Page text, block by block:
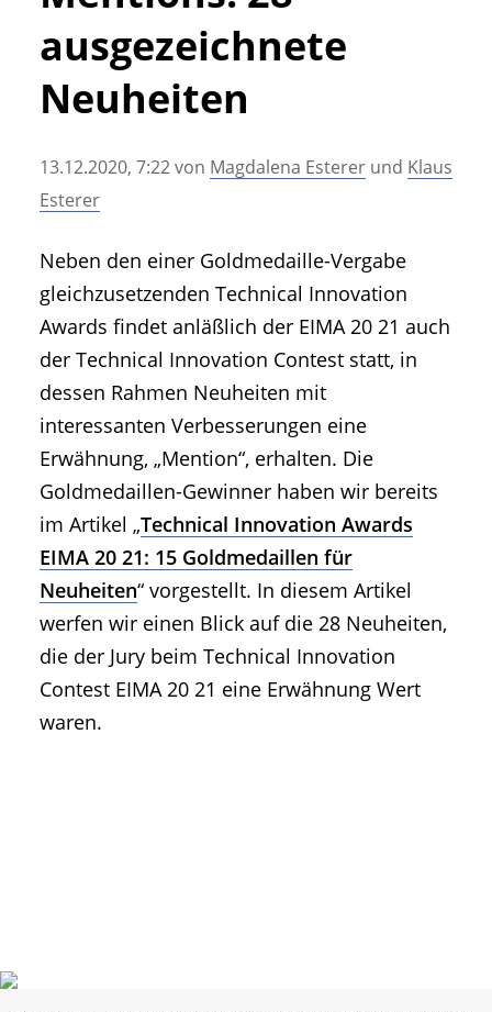
• Messen und Veranstaltungen
• Mitteilung der Redaktion
• Agritechnica Neuheiten Archiv
ausgezeichnete
Neuheiten
13.12.2020, 7:22von Magdalena Esterer und Klaus
Esterer
Neben den einer Goldmedaille-Vergabe
gleichzusetzenden Technical Innovation
Awards findet anläßlich der EIMA 20 21 auch
der Technical Innovation Contest statt, in
dessen Rahmen Neuheiten mit
interessanten Verbesserungen eine
Erwähnung, „Mention“, erhalten. Die
Goldmedaillen-Gewinner haben wir bereits
im Artikel „Technical Innovation Awards
EIMA 20 21: 15 Goldmedaillen für
Neuheiten“ vorgestellt. In diesem Artikel
werfen wir einen Blick auf die 28 Neuheiten,
die der Jury beim Technical Innovation
Contest EIMA 20 21 eine Erwähnung Wert
waren.